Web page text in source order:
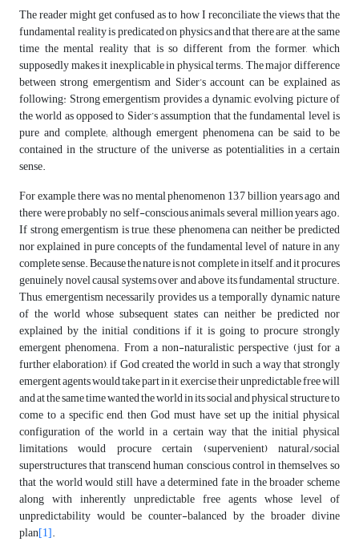
The reader might get confused as to how I reconciliate the views that the
fundamental reality is predicated on physics and that there are at the same
time the mental reality that is so different from the former, which
supposedly makes it inexplicable in physical terms. The major difference
between strong emergentism and Sider’s account can be explained as
following: Strong emergentism provides a dynamic, evolving picture of
the world as opposed to Sider’s assumption that the fundamental level is
pure and complete; although emergent phenomena can be said to be
contained in the structure of the universe as potentialities in a certain
sense.
For example, there was no mental phenomenon 13,7 billion years ago, and
there were probably no self-conscious animals several million years ago.
If strong emergentism is true, these phenomena can neither be predicted
nor explained in pure concepts of the fundamental level of nature in any
complete sense. Because the nature is not complete in itself, and it procures
genuinely novel causal systems over and above its fundamental structure.
Thus, emergentism necessarily provides us a temporally dynamic nature
of the world whose subsequent states can neither be predicted nor
explained by the initial conditions if it is going to procure strongly
emergent phenomena. From a non-naturalistic perspective (just for a
further elaboration), if God created the world in such a way that strongly
emergent agents would take part in it, exercise their unpredictable free will
and at the same time wanted the world in its social and physical structure to
come to a specific end, then God must have set up the initial physical
configuration of the world in a certain way that the initial physical
limitations would procure certain (supervenient) natural/social
superstructures that transcend human conscious control in themselves, so
that the world would still have a determined fate in the broader scheme
along with inherently unpredictable free agents whose level of
unpredictability would be counter-balanced by the broader divine
plan[1].